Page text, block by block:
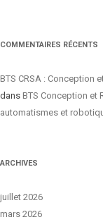
COMMENTAIRES RÉCENTS
BTS CRSA : Conception
dans BTS Conception et
automatismes et
ARCHIVES
juillet 2026
mars 2026